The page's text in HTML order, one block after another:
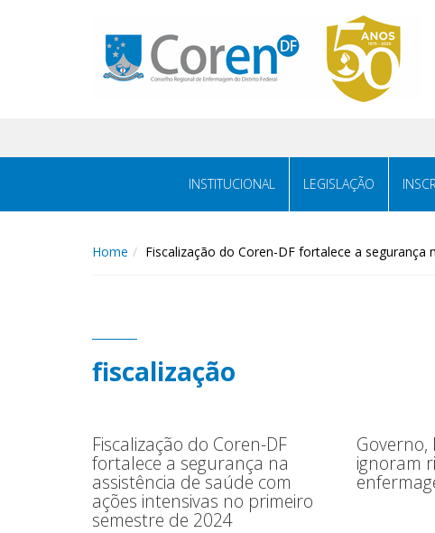
INSTITUCIONAL LEGISLAÇÃO
Home Fiscalização do Coren-DF fortalece a
fiscalização
Fiscalização do Coren-DF
fortalece a segurança na
assistência de saúde com
ações intensivas no primeiro
semestre de 2024
Governo,
ignoram